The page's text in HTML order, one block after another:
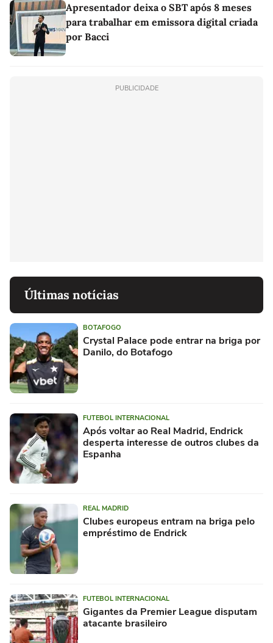
Apresentador deixa o SBT após 8 meses
para trabalhar em emissora digital criada
por Bacci
PUBLICIDADE
Últimas notícias
BOTAFOGO
Crystal Palace pode entrar na briga por
Danilo, do Botafogo
FUTEBOL INTERNACIONAL
Após voltar ao Real Madrid, Endrick
desperta interesse de outros clubes da
Espanha
REAL MADRID
Clubes europeus entram na briga pelo
empréstimo de Endrick
FUTEBOL INTERNACIONAL
Gigantes da Premier League disputam
atacante brasileiro